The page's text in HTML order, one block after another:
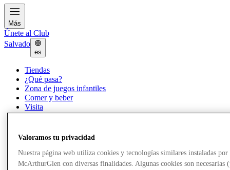
Más
Únete al Club
Salvado
es
Tiendas
¿Qué pasa?
Zona de juegos infantiles
Comer y beber
Visita
Tarjetas regalo
Carreras
Valoramos tu privacidad
Nuestra página web utiliza cookies y tecnologías similares instaladas por
McArthurGlen con diversas finalidades. Algunas cookies son necesarias